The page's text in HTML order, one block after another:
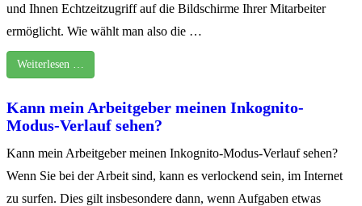
und Ihnen Echtzeitzugriff auf die Bildschirme Ihrer Mitarbeiter
ermöglicht. Wie wählt man also die …
Weiterlesen …
Kann mein Arbeitgeber meinen Inkognito-
Modus-Verlauf sehen?
Kann mein Arbeitgeber meinen Inkognito-Modus-Verlauf sehen?
Wenn Sie bei der Arbeit sind, kann es verlockend sein, im Internet
zu surfen. Dies gilt insbesondere dann, wenn Aufgaben etwas